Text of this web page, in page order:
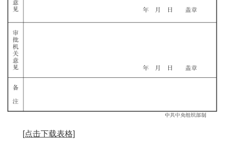
[点击下载表格]